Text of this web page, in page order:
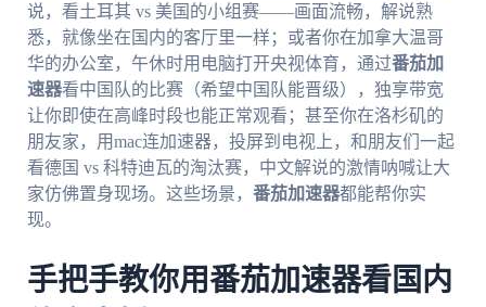
说，看土耳其 vs 美国的小组赛——画面流畅，解说熟
悉，就像坐在国内的客厅里一样；或者你在加拿大温哥
华的办公室，午休时用电脑打开央视体育，通过番茄加
速器看中国队的比赛（希望中国队能晋级），独享带宽
让你即使在高峰时段也能正常观看；甚至你在洛杉矶的
朋友家，用mac连加速器，投屏到电视上，和朋友们一起
看德国 vs 科特迪瓦的淘汰赛，中文解说的激情呐喊让大
家仿佛置身现场。这些场景， 番茄加速器都能帮你实
现。
手把手教你用番茄加速器看国内